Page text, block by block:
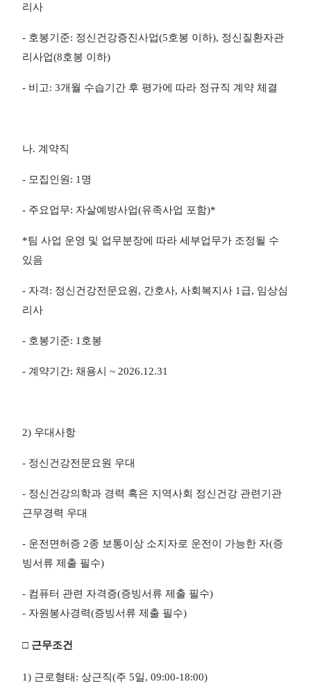
리사
- 호봉기준: 정신건강증진사업(5호봉 이하), 정신질환자관
리사업(8호봉 이하)
- 비고: 3개월 수습기간 후 평가에 따라 정규직 계약 체결
나. 계약직
- 모집인원 : 1 명
- 주요업무: 자살예방사업(유족사업 포함)*
*팀 사업 운영 및 업무분장에 따라 세부업무가 조정될 수
있음
- 자격: 정신건강전문요원 , 간호사, 사회복지사 1 급, 임상심
리사
- 호봉기준: 1 호봉
- 계약기간: 채용시 ~ 2026.12.31
2) 우대사항
- 정신건강전문요원 우대
- 정신건강의학과 경력 혹은 지역사회 정신건강 관련기관
근무경력 우대
- 운전면허증 2종 보통이상 소지자로 운전이 가능한 자(증
빙서류 제출 필수)
- 컴퓨터 관련 자격증(증빙서류 제출 필수)
- 자원봉사경력(증빙서류 제출 필수)
□ 근무조건
1) 근로형태 : 상근직(주 5일, 09:00-18:00)